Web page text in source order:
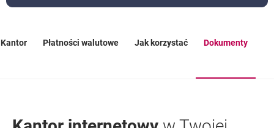
Kantor Płatności walutowe Jak korzystać Dokumenty